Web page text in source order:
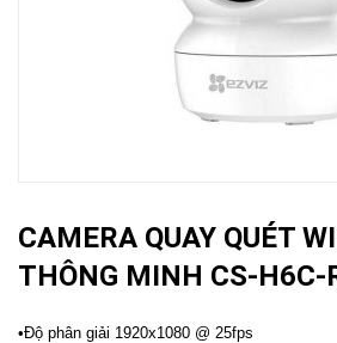
CAMERA QUAY QUÉT
THÔNG MINH CS-H6C-
•Độ phân giải 1920x1080 @ 25fps